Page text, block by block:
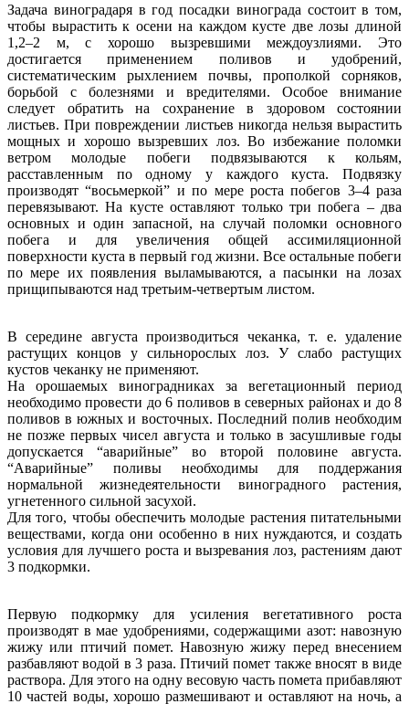
Задача виноградаря в год посадки винограда состоит в том,
чтобы вырастить к осени на каждом кусте две лозы длиной
1,2–2 м, с хорошо вызревшими междоузлиями. Это
достигается применением поливов и удобрений,
систематическим рыхлением почвы, прополкой сорняков,
борьбой с болезнями и вредителями. Особое внимание
следует обратить на сохранение в здоровом состоянии
листьев. При повреждении листьев никогда нельзя вырастить
мощных и хорошо вызревших лоз. Во избежание поломки
ветром молодые побеги подвязываются к кольям,
расставленным по одному у каждого куста. Подвязку
производят “восьмеркой” и по мере роста побегов 3–4 раза
перевязывают. На кусте оставляют только три побега – два
основных и один запасной, на случай поломки основного
побега и для увеличения общей ассимиляционной
поверхности куста в первый год жизни. Все остальные побеги
по мере их появления выламываются, а пасынки на лозах
прищипываются над третьим-четвертым листом.
В середине августа производиться чеканка, т. е. удаление
растущих концов у сильнорослых лоз. У слабо растущих
кустов чеканку не применяют.
На орошаемых виноградниках за вегетационный период
необходимо провести до 6 поливов в северных районах и до 8
поливов в южных и восточных. Последний полив необходим
не позже первых чисел августа и только в засушливые годы
допускается “аварийные” во второй половине августа.
“Аварийные” поливы необходимы для поддержания
нормальной жизнедеятельности виноградного растения,
угнетенного сильной засухой.
Для того, чтобы обеспечить молодые растения питательными
веществами, когда они особенно в них нуждаются, и создать
условия для лучшего роста и вызревания лоз, растениям дают
3 подкормки.
Первую подкормку для усиления вегетативного роста
производят в мае удобрениями, содержащими азот: навозную
жижу или птичий помет. Навозную жижу перед внесением
разбавляют водой в 3 раза. Птичий помет также вносят в виде
раствора. Для этого на одну весовую часть помета прибавляют
10 частей воды, хорошо размешивают и оставляют на ночь, а